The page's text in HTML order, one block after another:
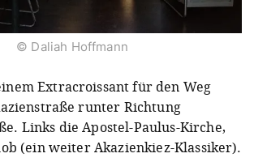
© Daliah Hoffmann
Extracroissant für den Weg
runter Richtung
Links die Apostel-Paulus-Kirche,
(ein weiter Akazienkiez-Klassiker).